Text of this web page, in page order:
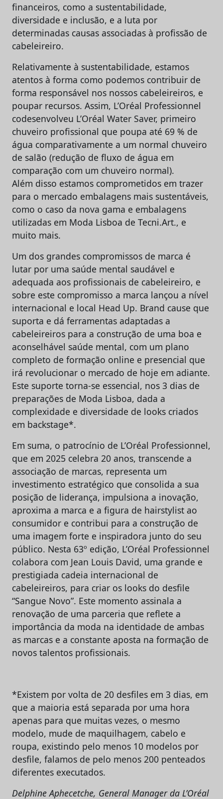
financeiros, como a sustentabilidade,
diversidade e inclusão, e a luta por
determinadas causas associadas à profissão de
cabeleireiro.
Relativamente à sustentabilidade, estamos
atentos à forma como podemos contribuir de
forma responsável nos nossos cabeleireiros, e
poupar recursos. Assim, L’Oréal Professionnel
codesenvolveu L’Oréal Water Saver, primeiro
chuveiro profissional que poupa até 69 % de
água comparativamente a um normal chuveiro
de salão (redução de fluxo de água em
comparação com um chuveiro normal).
Além disso estamos comprometidos em trazer
para o mercado embalagens mais sustentáveis,
como o caso da nova gama e embalagens
utilizadas em Moda Lisboa de Tecni.Art., e
muito mais.
Um dos grandes compromissos de marca é
lutar por uma saúde mental saudável e
adequada aos profissionais de cabeleireiro, e
sobre este compromisso a marca lançou a nível
internacional e local Head Up. Brand cause que
suporta e dá ferramentas adaptadas a
cabeleireiros para a construção de uma boa e
aconselhável saúde mental, com um plano
completo de formação online e presencial que
irá revolucionar o mercado de hoje em adiante.
Este suporte torna-se essencial, nos 3 dias de
preparações de Moda Lisboa, dada a
complexidade e diversidade de looks criados
em backstage*.
Em suma, o patrocínio de L’Oréal Professionnel,
que em 2025 celebra 20 anos, transcende a
associação de marcas, representa um
investimento estratégico que consolida a sua
posição de liderança, impulsiona a inovação,
aproxima a marca e a figura de hairstylist ao
consumidor e contribui para a construção de
uma imagem forte e inspiradora junto do seu
público. Nesta 63º edição, L’Oréal Professionnel
colabora com Jean Louis David, uma grande e
prestigiada cadeia internacional de
cabeleireiros, para criar os looks do desfile
“Sangue Novo”. Este momento assinala a
renovação de uma parceria que reflete a
importância da moda na identidade de ambas
as marcas e a constante aposta na formação de
novos talentos profissionais.
*Existem por volta de 20 desfiles em 3 dias, em
que a maioria está separada por uma hora
apenas para que muitas vezes, o mesmo
modelo, mude de maquilhagem, cabelo e
roupa, existindo pelo menos 10 modelos por
desfile, falamos de pelo menos 200 penteados
diferentes executados.
Delphine Aphecetche, General Manager da L’Oréal